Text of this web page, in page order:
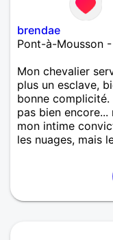
brendae
Pont-à-Mousson
Mon chevalier
plus un esclave,
bonne
pas bien
mon intime
les nuages, mais